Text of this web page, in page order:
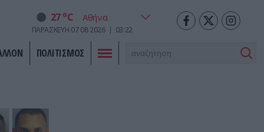
27 oC
ΠΑΡΑΣΚΕΥΗ 07 08 2026 03:22
ΠΟΛΙΤΙΣΜΟΣ